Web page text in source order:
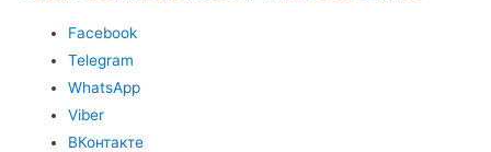
Facebook
Telegram
WhatsApp
Viber
ВКонтакте